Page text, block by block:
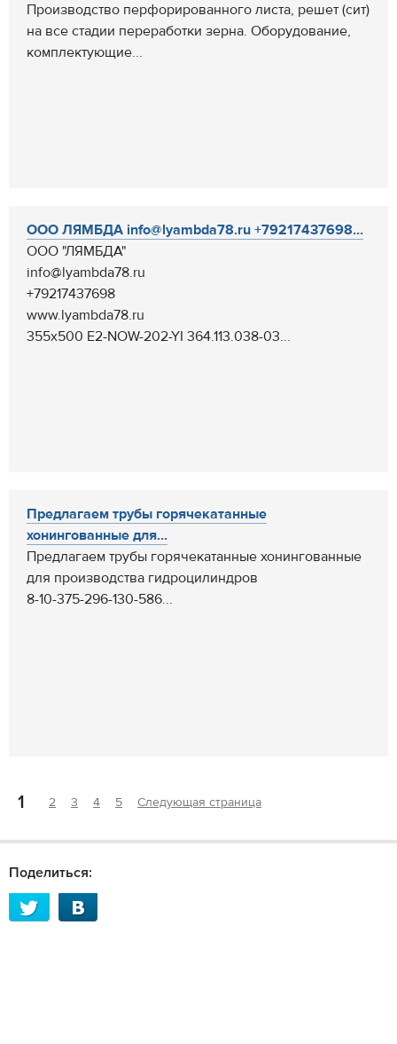
Производство перфорированного листа, решет (сит)
на все стадии переработки зерна. Оборудование,
комплектующие...
ООО ЛЯМБДА info@lyambda78.ru +79217437698...
ООО "ЛЯМБДА"
info@lyambda78.ru
+79217437698
www.lyambda78.ru
355х500 E2-NOW-202-YI 364.113.038-03...
Предлагаем трубы горячекатанные
хонингованные для...
Предлагаем трубы горячекатанные хонингованные
для производства гидроцилиндров
8-10-375-296-130-586...
1 2 3 4 5 Следующая страница
Поделиться: